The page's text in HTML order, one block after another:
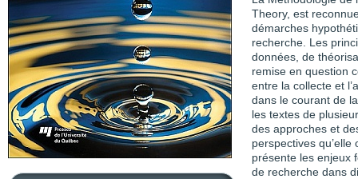
Theory, est
démarches
recherche. Les
données, de
remise en question
entre la collecte et
dans le courant de
les textes de
des approches et
perspectives
présente les enjeux
de recherche dans